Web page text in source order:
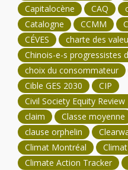
Capitalocène
CAQ
Catalogne
CCMM
CÉVES
charte des
Chinois-e-s progressistes
choix du consommateur
Cible GES 2030
CIP
Civil Society Equity
claim
Classe moyenne
clause orphelin
Climat Montréal
Climate Action Tracker